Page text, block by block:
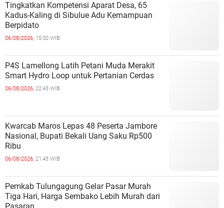
Tingkatkan Kompetensi Aparat Desa, 65
Kadus-Kaling di Sibulue Adu Kemampuan
Berpidato
06/08/2026, 15:50 WIB
P4S Lamellong Latih Petani Muda Merakit
Smart Hydro Loop untuk Pertanian Cerdas
06/08/2026, 22:43 WIB
Kwarcab Maros Lepas 48 Peserta Jambore
Nasional, Bupati Bekali Uang Saku Rp500
Ribu
06/08/2026, 21:43 WIB
Pemkab Tulungagung Gelar Pasar Murah
Tiga Hari, Harga Sembako Lebih Murah dari